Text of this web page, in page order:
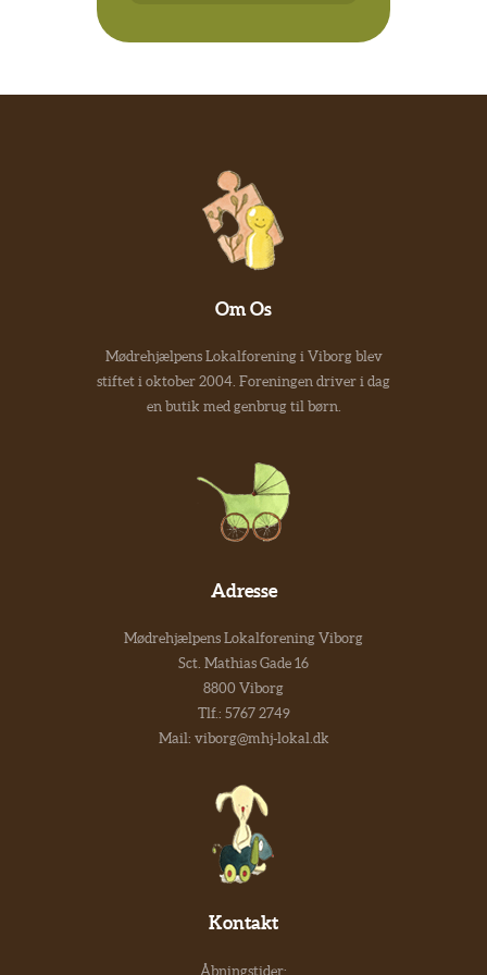
Om Os
Mødrehjælpens Lokalforening i Viborg blev
stiftet i oktober 2004. Foreningen driver i dag
en butik med genbrug til børn.
Adresse
Mødrehjælpens Lokalforening Viborg
Sct. Mathias Gade 16
8800 Viborg
Tlf.: 5767 2749
Mail: viborg@mhj-lokal.dk
Kontakt
Åbningstider: